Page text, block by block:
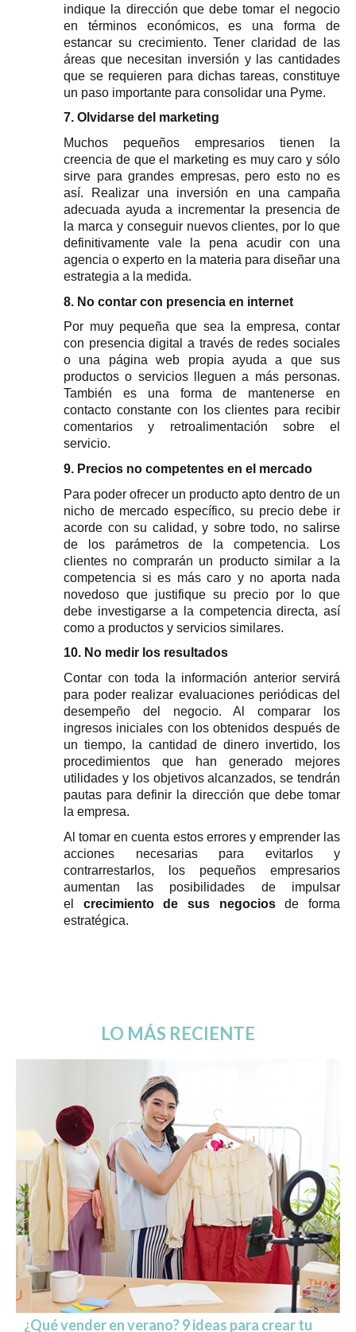
indique la dirección que debe tomar el negocio
en términos económicos, es una forma de
estancar su crecimiento. Tener claridad de las
áreas que necesitan inversión y las cantidades
que se requieren para dichas tareas, constituye
un paso importante para consolidar una Pyme.
7. Olvidarse del marketing
Muchos pequeños empresarios tienen la
creencia de que el marketing es muy caro y sólo
sirve para grandes empresas, pero esto no es
así. Realizar una inversión en una campaña
adecuada ayuda a incrementar la presencia de
la marca y conseguir nuevos clientes, por lo que
definitivamente vale la pena acudir con una
agencia o experto en la materia para diseñar una
estrategia a la medida.
8. No contar con presencia en internet
Por muy pequeña que sea la empresa, contar
con presencia digital a través de redes sociales
o una página web propia ayuda a que sus
productos o servicios lleguen a más personas.
También es una forma de mantenerse en
contacto constante con los clientes para recibir
comentarios y retroalimentación sobre el
servicio.
9. Precios no competentes en el mercado
Para poder ofrecer un producto apto dentro de un
nicho de mercado específico, su precio debe ir
acorde con su calidad, y sobre todo, no salirse
de los parámetros de la competencia. Los
clientes no comprarán un producto similar a la
competencia si es más caro y no aporta nada
novedoso que justifique su precio por lo que
debe investigarse a la competencia directa, así
como a productos y servicios similares.
10. No medir los resultados
Contar con toda la información anterior servirá
para poder realizar evaluaciones periódicas del
desempeño del negocio. Al comparar los
ingresos iniciales con los obtenidos después de
un tiempo, la cantidad de dinero invertido, los
procedimientos que han generado mejores
utilidades y los objetivos alcanzados, se tendrán
pautas para definir la dirección que debe tomar
la empresa.
Al tomar en cuenta estos errores y emprender las
acciones necesarias para evitarlos y
contrarrestarlos, los pequeños empresarios
aumentan las posibilidades de impulsar
el crecimiento de sus negocios de forma
estratégica.
LO MÁS RECIENTE
¿Qué vender en verano? 9 ideas para crear tu